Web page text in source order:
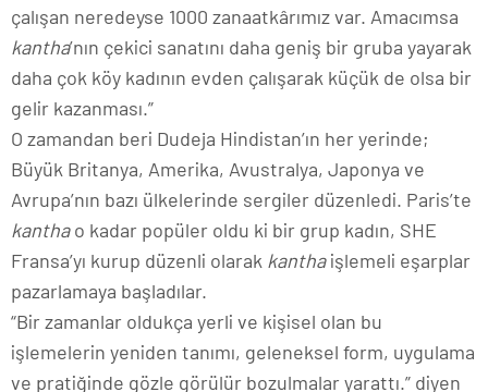
çalışan neredeyse 1000 zanaatkârımız var. Amacımsa
kantha’nın çekici sanatını daha geniş bir gruba yayarak
daha çok köy kadının evden çalışarak küçük de olsa bir
gelir kazanması.”
O zamandan beri Dudeja Hindistan’ın her yerinde;
Büyük Britanya, Amerika, Avustralya, Japonya ve
Avrupa’nın bazı ülkelerinde sergiler düzenledi. Paris’te
kanthao kadar popüler oldu ki bir grup kadın, SHE
Fransa’yı kurup düzenli olarak kanthaişlemeli eşarplar
pazarlamaya başladılar.
“Bir zamanlar oldukça yerli ve kişisel olan bu
işlemelerin yeniden tanımı, geleneksel form, uygulama
ve pratiğinde gözle görülür bozulmalar yarattı.” diyen